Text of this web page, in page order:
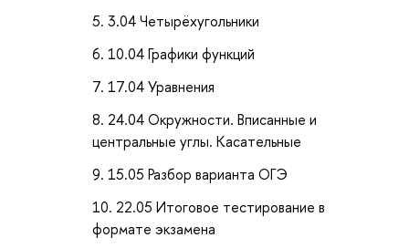
3.04 Четырёхугольники
10.04 Графики функций
17.04 Уравнения
24.04 Окружности. Вписанные и
центральные углы. Касательные
15.05 Разбор варианта ОГЭ
22.05 Итоговое тестирование в
формате экзамена